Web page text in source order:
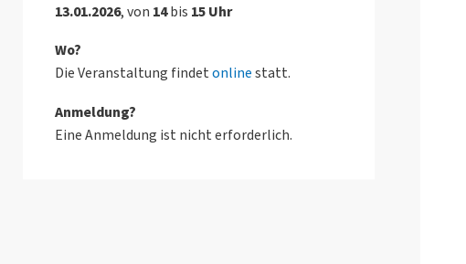
13.01.2026, von 14bis 15 Uhr
Wo?
Die Veranstaltung findetonlinestatt.
Anmeldung?
Eine Anmeldung ist nicht erforderlich.